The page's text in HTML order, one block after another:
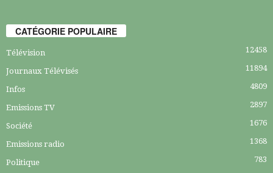
CATÉGORIE POPULAIRE
Télévision 12458
Journaux Télévisés 11894
Infos 4809
Emissions TV 2897
Société 1676
Emissions radio 1368
Politique 783